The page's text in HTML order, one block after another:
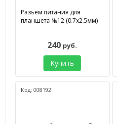
Разъем питания для
планшета №12 (0.7х2.5мм)
240 руб.
Купить
Код: 008192